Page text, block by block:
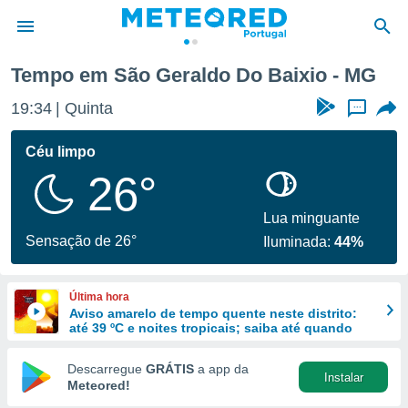
da
foi
fornecidas
a este
das
e
forma
digital
Tempo em São Geraldo Do Baixio - MG
19:34 Quinta ...
Céu limpo
26°
Sensação de 26°
Lua minguante
Iluminada:44%
Última hora
Aviso amarelo de tempo quente neste distrito:
até 39 ºC e noites tropicais; saiba até quando
Descarregue GRÁTIS a app da
Meteored!
Instalar